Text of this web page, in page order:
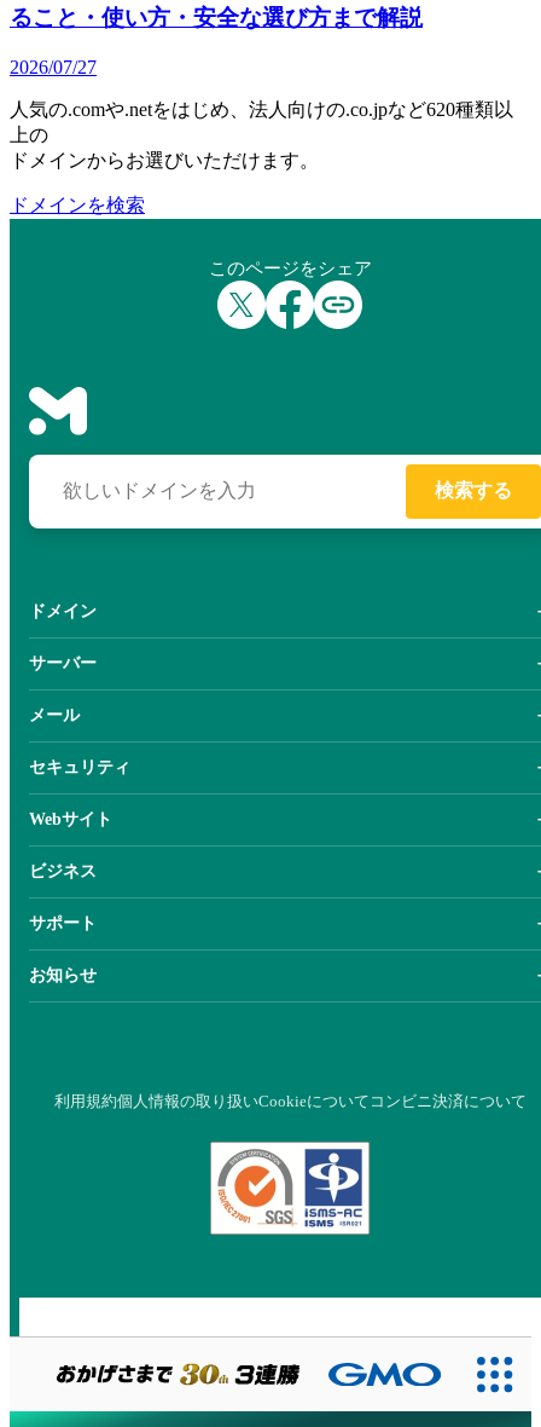
ること・使い方・安全な選び方まで解説
2026/07/27
人気の.comや.netをはじめ、法人向けの.co.jpなど620種類以
上の
ドメインからお選びいただけます。
ドメインを検索
このページをシェア
検索する
ドメイン
サーバー
メール
セキュリティ
Webサイト
ビジネス
サポート
お知らせ
利用規約個人情報の取り扱いCookieについて コンビニ決済について